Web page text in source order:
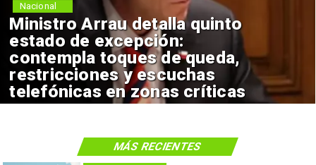
Ministro Arrau detalla quinto
estado de excepción:
contempla toques de queda,
restricciones y escuchas
telefónicas en zonas críticas
Nacional
MÁS RECIENTES